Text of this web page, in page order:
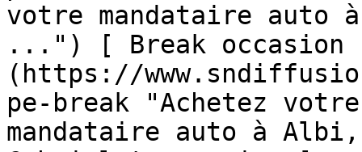
votre mandataire auto
...") [ Break occasion
(https://
pe-break "Achetez
mandataire auto à